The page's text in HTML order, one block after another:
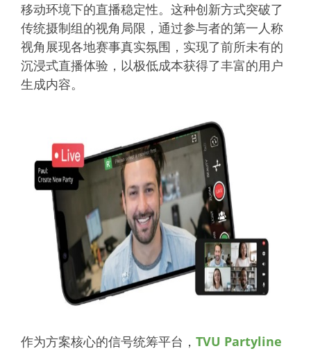
移动环境下的直播稳定性。这种创新方式突破了
传统摄制组的视角局限，通过参与者的第一人称
视角展现各地赛事真实氛围，实现了前所未有的
沉浸式直播体验，以极低成本获得了丰富的用户
生成内容。
作为方案核心的信号统筹平台， TVU Partyline